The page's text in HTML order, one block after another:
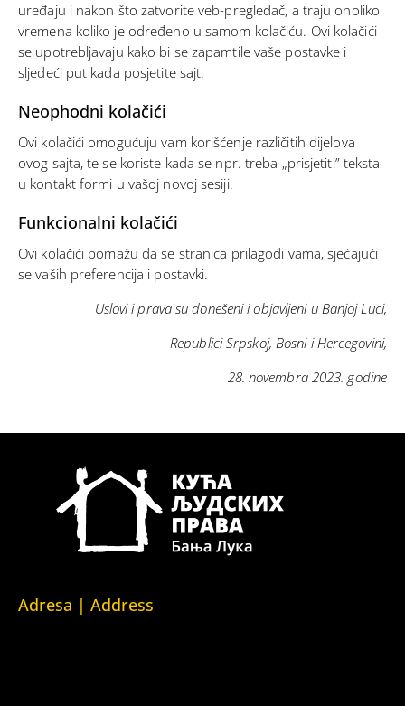
uređaju i nakon što zatvorite veb-pregledač, a traju onoliko
vremena koliko je određeno u samom kolačiću. Ovi kolačići
se upotrebljavaju kako bi se zapamtile vaše postavke i
sljedeći put kada posjetite sajt.
Neophodni kolačići
Ovi kolačići omogućuju vam korišćenje različitih dijelova
ovog sajta, te se koriste kada se npr. treba „prisjetiti” teksta
u kontakt formi u vašoj novoj sesiji.
Funkcionalni kolačići
Ovi kolačići pomažu da se stranica prilagodi vama, sjećajući
se vaših preferencija i postavki.
Uslovi i prava su donešeni i objavljeni u Banjoj Luci,
Republici Srpskoj, Bosni i Hercegovini,
28. novembra 2023. godine
Adresa | Address